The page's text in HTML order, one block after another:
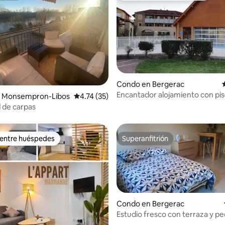
5 de 5, 35 reseñas
Libos Calificación promedio: 4.74 de 5, 35 reseñas
4.74 (35)
de carpas
Condo en Bergerac
Encantador alojamiento con
huéspedes
huéspedes Superanfitrión
Superanfitrión
Condo en Bergerac
Estudio fresco con terraza y